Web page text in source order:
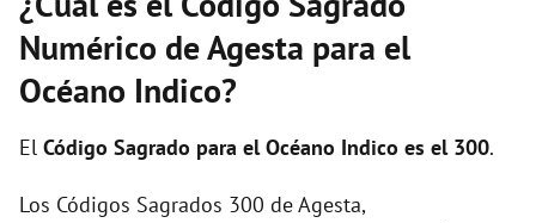
V
Numérico de Agesta para el
Océano Indico?
El Código Sagrado para el Océano Indico es el 300.
Los Códigos Sagrados 300 de Agesta,